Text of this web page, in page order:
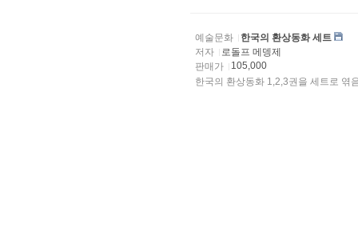
예술문화
한국의 환상동화 세트
저자
로돌프 메뎅제
판매가
105,000
한국의 환상동화 1,2,3권을 세트로 엮